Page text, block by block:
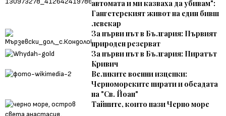
автомата и ми казваха да убивам":
Гангстерският живот на един бивш
левскар
За първи път в България: Първият
природен резерват
За първи път в България: Пиратът
Кривич
Великите военни изцепки:
Черноморските пирати и обсадата
на "Св. Йоан"
Тайните, които пази Черно море